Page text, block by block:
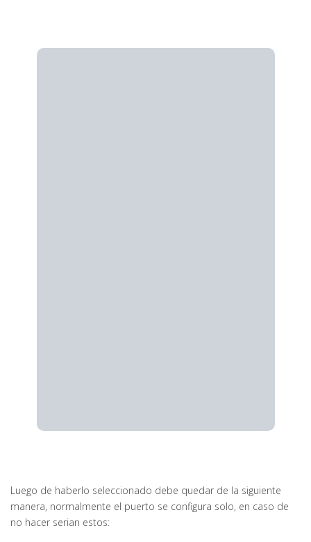
Luego de haberlo seleccionado debe quedar de la siguiente
manera, normalmente el puerto se configura solo, en caso de
no hacer serian estos: